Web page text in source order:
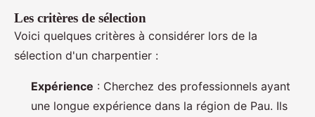
Les critères de sélection
Voici quelques critères à considérer lors de la
sélection d'un charpentier :
Expérience : Cherchez des professionnels ayant
une longue expérience dans la région de Pau. Ils